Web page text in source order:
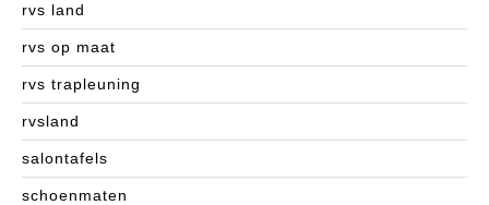
rvs land
rvs op maat
rvs trapleuning
rvsland
salontafels
schoenmaten